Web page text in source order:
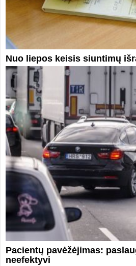
Nuo liepos keisis siuntimų
Pacientų pavėžėjimas:
neefektyvi